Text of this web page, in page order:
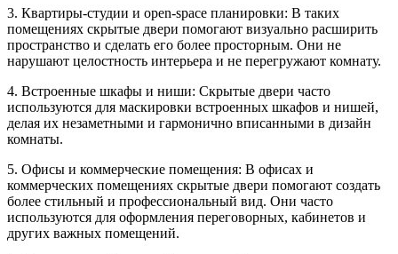
3. Квартиры-студии и open-space планировки: В таких
помещениях скрытые двери помогают визуально расширить
пространство и сделать его более просторным. Они не
нарушают целостность интерьера и не перегружают комнату.
4. Встроенные шкафы и ниши: Скрытые двери часто
используются для маскировки встроенных шкафов и нишей,
делая их незаметными и гармонично вписанными в дизайн
комнаты.
5. Офисы и коммерческие помещения: В офисах и
коммерческих помещениях скрытые двери помогают создать
более стильный и профессиональный вид. Они часто
используются для оформления переговорных, кабинетов и
других важных помещений.